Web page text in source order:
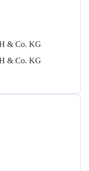
& Co. KG
& Co. KG